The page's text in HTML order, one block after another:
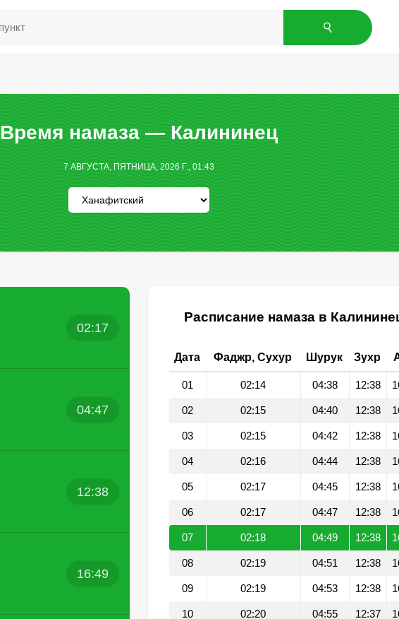
Время намаза — Калининец
7 АВГУСТА, ПЯТНИЦА, 2026 Г., 01:43
02:17
04:47
12:38
16:49
Расписание намаза в
Дата Фаджр, Сухур Шурук Зухр
01 02:14 04:38 12:38
02 02:15 04:40 12:38
03 02:15 04:42 12:38
04 02:16 04:44 12:38
05 02:17 04:45 12:38
06 02:17 04:47 12:38
07 02:18 04:49 12:38
08 02:19 04:51 12:38
09 02:19 04:53 12:38
10 02:20 04:55 12:37